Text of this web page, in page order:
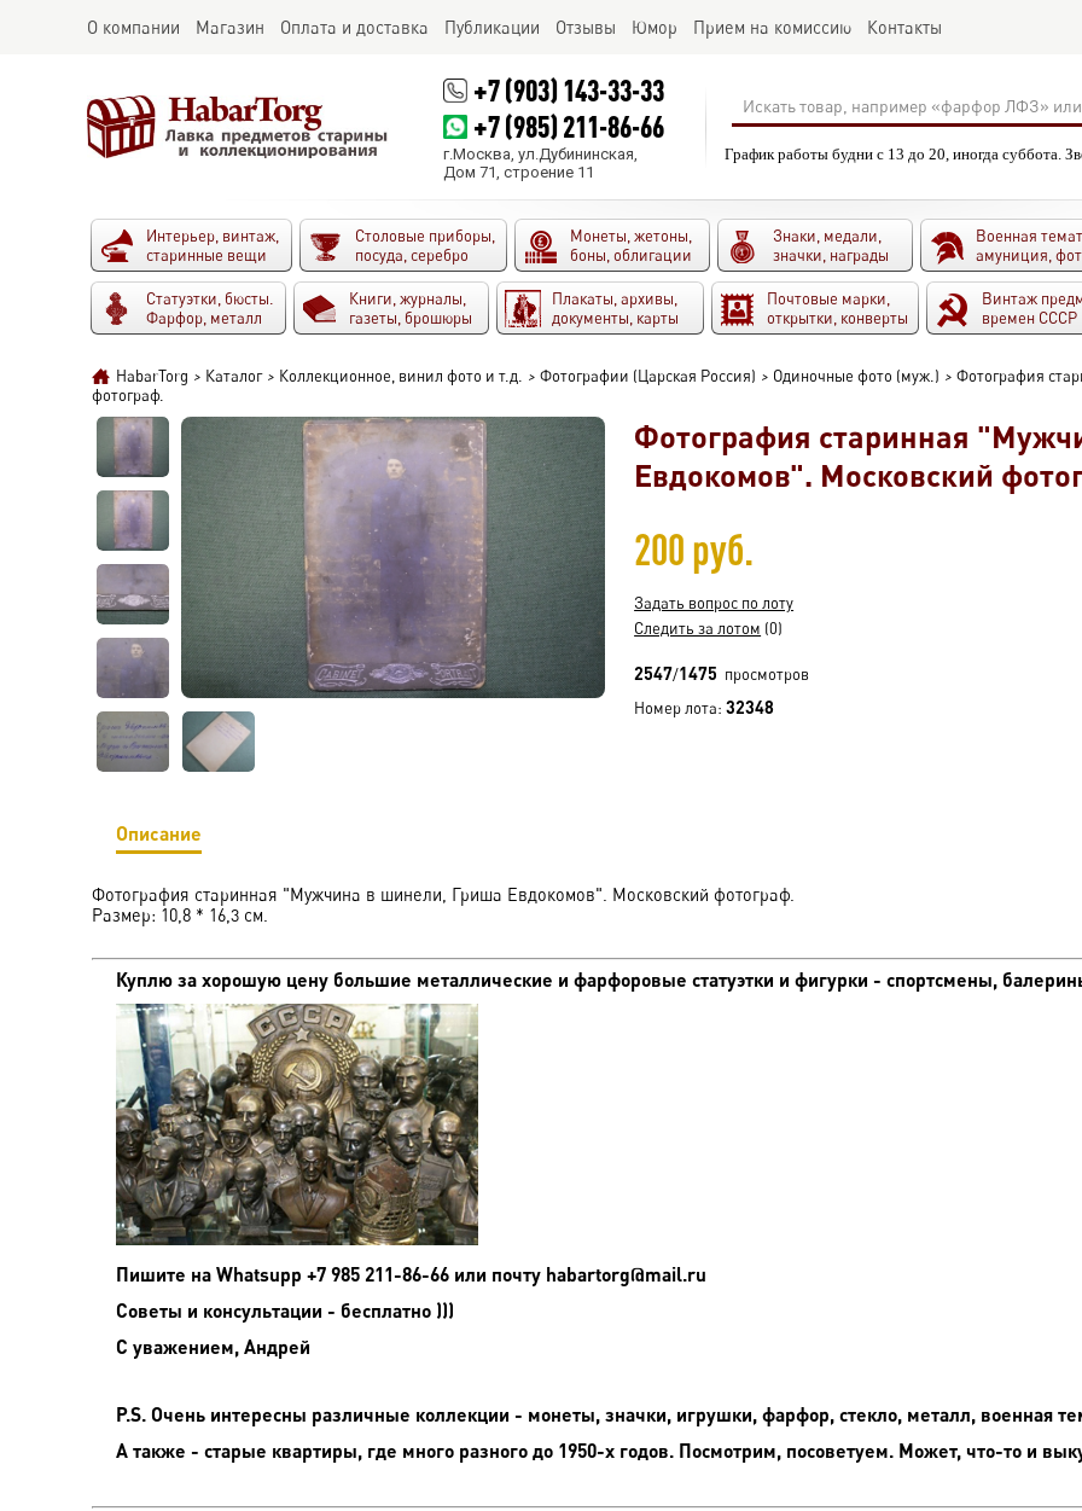
О компании Магазин Оплата и доставка Публикации Отзывы Юмор Прием на комиссию Контакты
+7 (903) 143-33-33
+7 (985) 211-86-66
г.Москва, ул.Дубининская,
Дом 71, строение 11
График работы будни с 13 до 20, иногда суббота.
Интерьер, винтаж,
старинные вещи
Столовые приборы,
посуда, серебро
Монеты, жетоны,
боны, облигации
Знаки, медали,
значки, награды
Военная
амуниция,
Статуэтки, бюсты.
Фарфор, металл
Книги, журналы,
газеты, брошюры
Плакаты, архивы,
документы, карты
Почтовые марки,
открытки, конверты
Винтаж
времен СССР
HabarTorg > Каталог > Коллекционное, винил фото и т.д. > Фотографии (Царская Россия) > Одиночные фото (муж.) > Фотография
фотограф.
Фотография старинная
Евдокомов". Московский
200 руб.
Задать вопрос по лоту
Следить за лотом (0)
2547/1475 просмотров
Номер лота:32348
Описание
Фотография старинная "Мужчина в шинели, Гриша Евдокомов". Московский фотограф.
Размер: 10,8 * 16,3 см.
Куплю за хорошую цену большие металлические и фарфоровые статуэтки и фигурки - спортсмены,
Пишите на Whatsupp +7 985 211-86-66 или почту habartorg@mail.ru
Советы и консультации - бесплатно )))
С уважением, Андрей
P.S. Очень интересны различные коллекции - монеты, значки, игрушки, фарфор, стекло, металл, военная
А также - старые квартиры, где много разного до 1950-х годов. Посмотрим, посоветуем. Может, что-то и